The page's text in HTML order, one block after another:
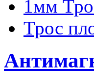
1мм
Трос